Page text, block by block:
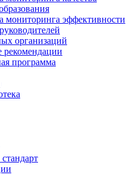
мониторинга эффективности
организаций
рекомендации
программа